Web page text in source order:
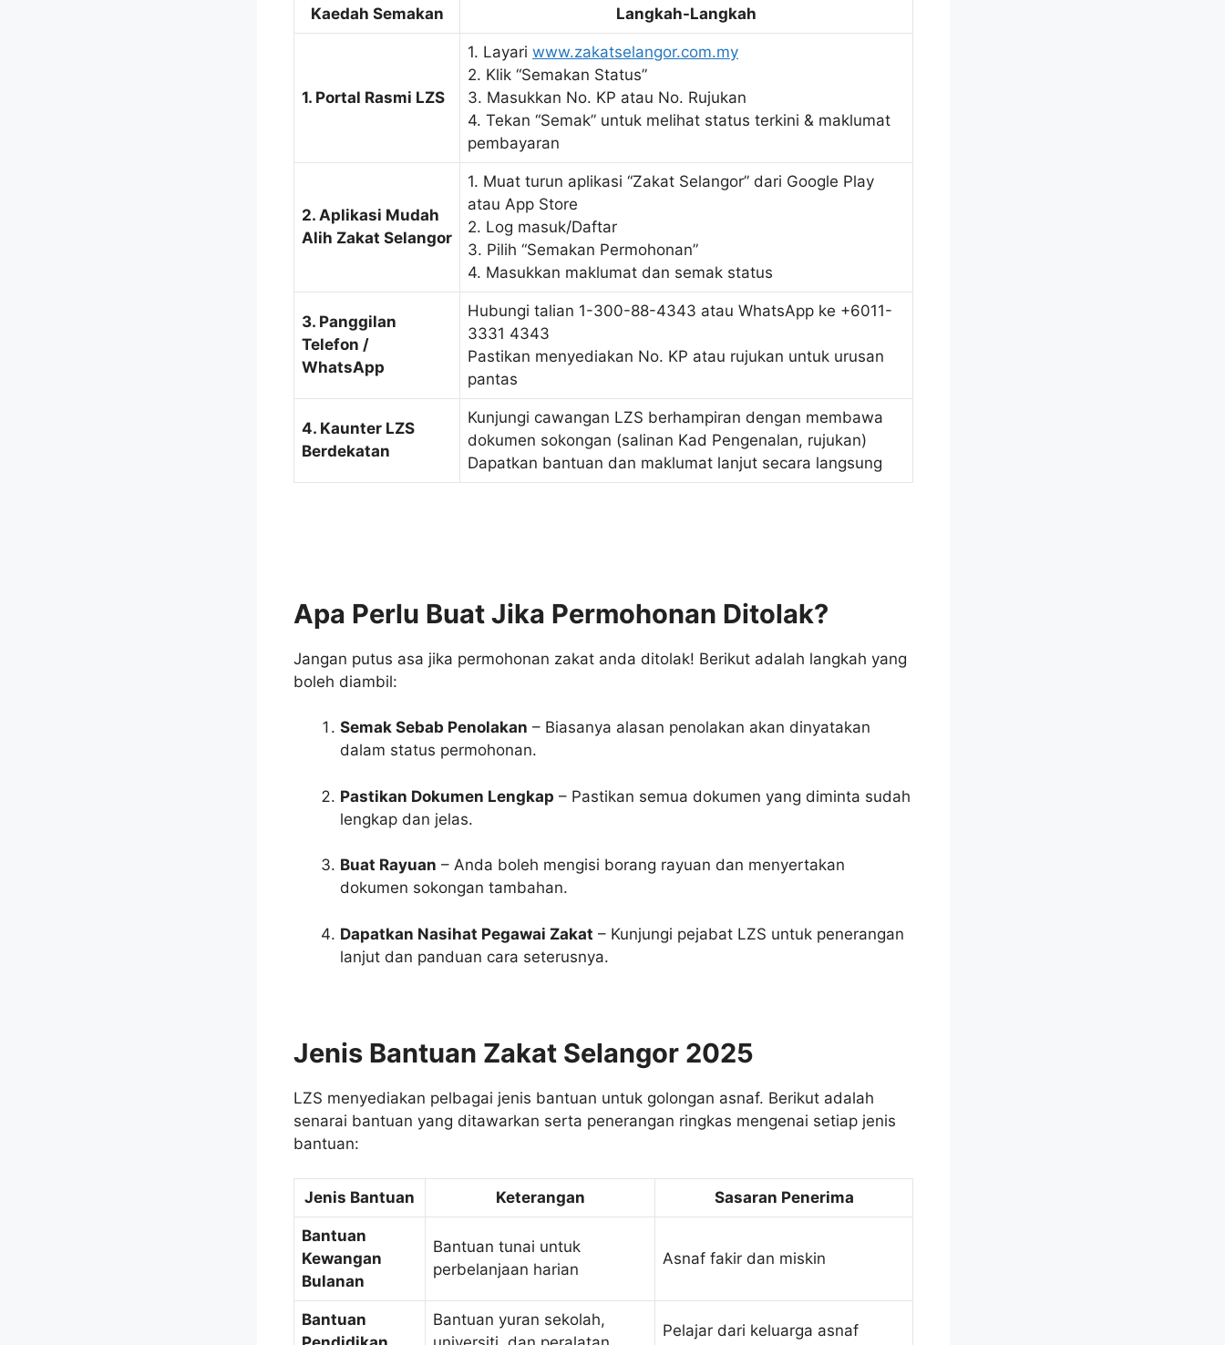
Kaedah Semakan Langkah-Langkah
1. Portal Rasmi LZS
1. Layari www.zakatselangor.com.my
2. Klik “Semakan Status”
3. Masukkan No. KP atau No. Rujukan
4. Tekan “Semak” untuk melihat status terkini & maklumat
pembayaran
2. Aplikasi Mudah
Alih Zakat Selangor
1. Muat turun aplikasi “Zakat Selangor” dari Google Play
atau App Store
2. Log masuk/Daftar
3. Pilih “Semakan Permohonan”
4. Masukkan maklumat dan semak status
3. Panggilan
Telefon /
WhatsApp
Hubungi talian 1-300-88-4343 atau WhatsApp ke +6011-
3331 4343
Pastikan menyediakan No. KP atau rujukan untuk urusan
pantas
4. Kaunter LZS
Berdekatan
Kunjungi cawangan LZS berhampiran dengan membawa
dokumen sokongan (salinan Kad Pengenalan, rujukan)
Dapatkan bantuan dan maklumat lanjut secara langsung
Apa Perlu Buat Jika Permohonan Ditolak?
Jangan putus asa jika permohonan zakat anda ditolak! Berikut adalah langkah yang
boleh diambil:
Semak Sebab Penolakan – Biasanya alasan penolakan akan dinyatakan
dalam status permohonan.
Pastikan Dokumen Lengkap – Pastikan semua dokumen yang diminta sudah
lengkap dan jelas.
Buat Rayuan – Anda boleh mengisi borang rayuan dan menyertakan
dokumen sokongan tambahan.
Dapatkan Nasihat Pegawai Zakat – Kunjungi pejabat LZS untuk penerangan
lanjut dan panduan cara seterusnya.
Jenis Bantuan Zakat Selangor 2025
LZS menyediakan pelbagai jenis bantuan untuk golongan asnaf. Berikut adalah
senarai bantuan yang ditawarkan serta penerangan ringkas mengenai setiap jenis
bantuan:
Jenis Bantuan Keterangan Sasaran Penerima
Bantuan
Kewangan
Bulanan
Bantuan tunai untuk
perbelanjaan harian
Asnaf fakir dan miskin
Bantuan
Bantuan yuran sekolah,
Pelajar dari keluarga asnaf